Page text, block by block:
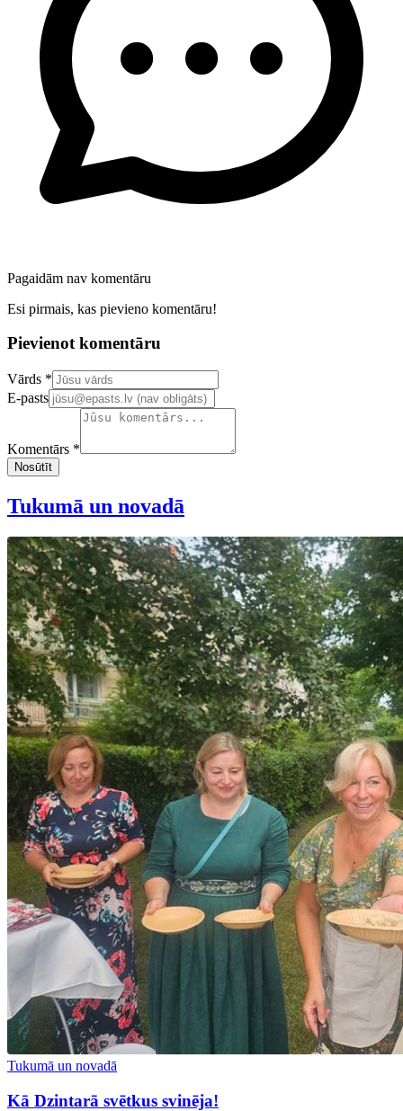
Pagaidām nav komentāru
Esi pirmais, kas pievieno komentāru!
Pievienot komentāru
Confirm your email address
Vārds *
E-pasts
Komentārs *
Nosūtīt
Tukumā un novadā
Tukumā un novadā
Kā Dzintarā svētkus svinēja!